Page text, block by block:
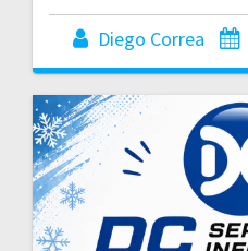
Diego Correa